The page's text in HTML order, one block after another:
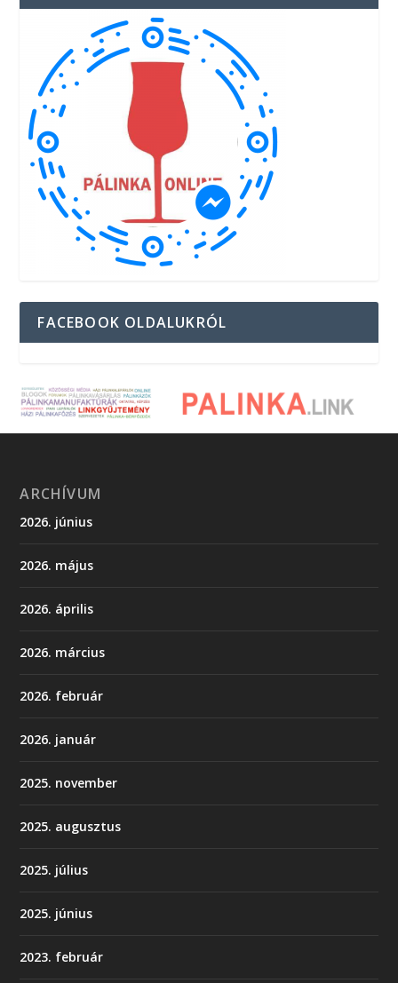
FACEBOOK OLDALUKRÓL
ARCHÍVUM
2026. június
2026. május
2026. április
2026. március
2026. február
2026. január
2025. november
2025. augusztus
2025. július
2025. június
2023. február